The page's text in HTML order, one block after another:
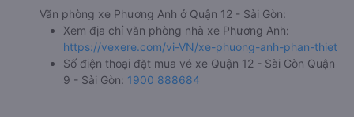
Văn phòng xe Phương Anh ở Quận 12 - Sài Gòn:
Xem địa chỉ văn phòng nhà xe Phương Anh:
https://vexere.com/vi-VN/xe-phuong-anh-phan-thiet
Số điện thoại đặt mua vé xe Quận 12 - Sài Gòn Quận
9 - Sài Gòn: 1900 888684